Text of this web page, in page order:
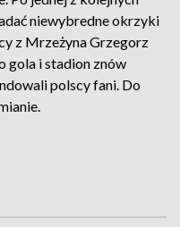
niewybredne okrzyki
z Mrzeżyna Grzegorz
gola i stadion znów
polscy fani. Do